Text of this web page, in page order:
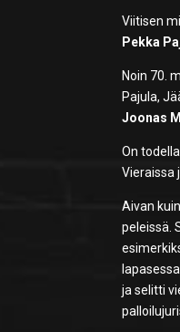
Viitisen
Pekka
Noin 70.
Pajula,
Joonas
On
Vieraissa
Aivan
peleissä.
ja selitti